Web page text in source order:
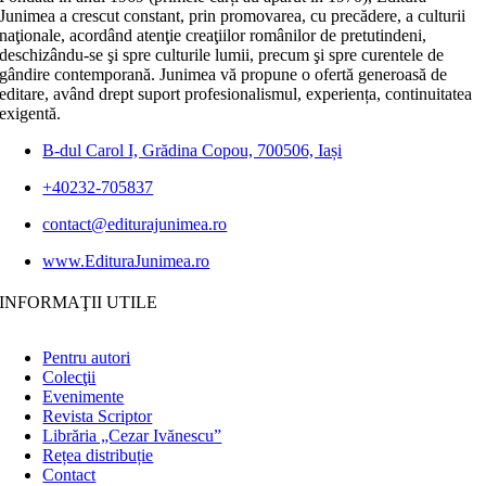
Junimea a crescut constant, prin promovarea, cu precădere, a culturii
naţionale, acordând atenţie creaţiilor românilor de pretutindeni,
deschizându-se şi spre culturile lumii, precum şi spre curentele de
gândire contemporană. Junimea vă propune o ofertă generoasă de
editare, având drept suport profesionalismul, experiența, continuitatea
exigentă.
B-dul Carol I, Grădina Copou, 700506, Iași
+40232-705837
contact@editurajunimea.ro
www.EdituraJunimea.ro
INFORMAŢII UTILE
Pentru autori
Colecţii
Evenimente
Revista Scriptor
Librăria „Cezar Ivănescu”
Rețea distribuție
Contact